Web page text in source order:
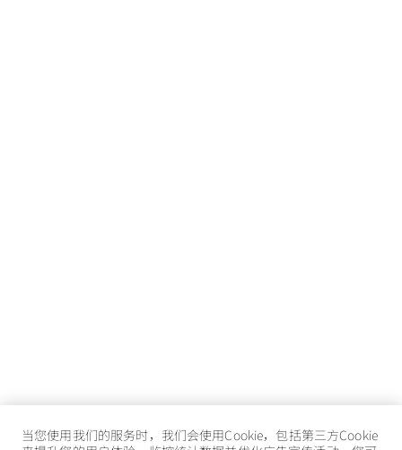
当您使用我们的服务时，我们会使用Cookie，包括第三方Cookie